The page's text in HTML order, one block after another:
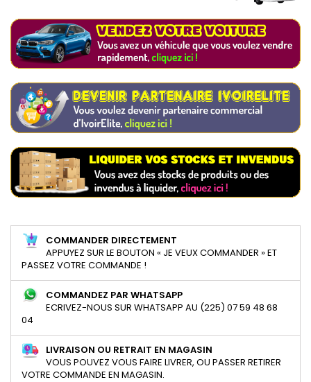
COMMANDER DIRECTEMENT
APPUYEZ SUR LE BOUTON « JE VEUX COMMANDER » ET
PASSEZ VOTRE COMMANDE !
COMMANDEZ PAR WHATSAPP
ECRIVEZ-NOUS SUR WHATSAPP AU (225) 07 59 48 68
04
LIVRAISON OU RETRAIT EN MAGASIN
VOUS POUVEZ VOUS FAIRE LIVRER, OU PASSER RETIRER
VOTRE COMMANDE EN MAGASIN.